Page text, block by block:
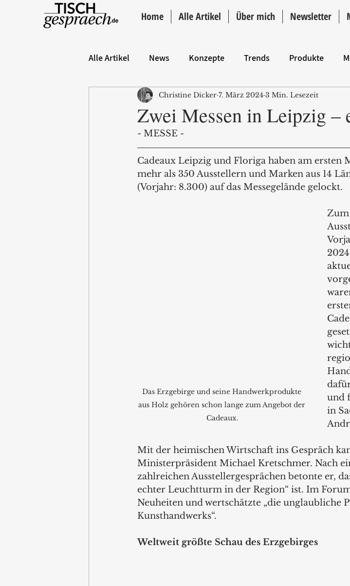
Home Alle Artikel Über mich Newsletter
Alle Artikel News Konzepte Trends Produkte
Hintergrund ANZEIGE Intro
Zwei Messen in Leipzig –
Christine Dicker 7. März 2024 3 Min. Lesezeit
- MESSE -
Cadeaux Leipzig und Floriga haben am ersten
mehr als 350 Ausstellern und Marken aus 14
(Vorjahr: 8.300) auf das Messegelände gelockt.
Das Erzgebirge und seine Handwerkprodukte
aus Holz gehören schon lange zum Angebot der
Cadeaux.
Zum
und
in
Mit der heimischen Wirtschaft ins Gespräch
Ministerpräsident Michael Kretschmer. Nach
zahlreichen Ausstellergesprächen betonte er,
echter Leuchtturm in der Region“ ist. Im
Neuheiten und wertschätzte „die unglaubliche
Kunsthandwerks“.
Weltweit größte Schau des Erzgebirges